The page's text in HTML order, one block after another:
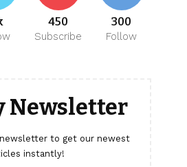
450
Subscribe
300
Follow
Newsletter
to get our newest
instantly!